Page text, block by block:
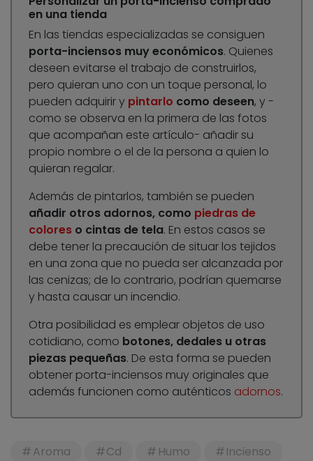
en una tienda
En las tiendas especializadas se consiguen
porta-inciensos muy económicos. Quienes
deseen evitarse el trabajo de construirlos,
pero quieran uno con un toque personal, lo
pueden adquirir y pintarlo como deseen, y -
como se observa en la primera de las fotos
que acompañan este artículo- añadir su
propio nombre o el de la persona a quien lo
quieran regalar.
Además de pintarlos, también se pueden
añadir otros adornos, como piedras de
colores o cintas de tela. En estos casos se
debe tener la precaución de situar los tejidos
en una zona que no pueda ser alcanzada por
las cenizas; de lo contrario, podrían quemarse
y hasta causar un incendio.
Otra posibilidad es emplear objetos de uso
cotidiano, como botones, dedales u otras
piezas pequeñas. De esta forma se pueden
obtener porta-inciensos muy originales que
además funcionen como auténticos adornos.
Aroma Cd Humo
Incienso